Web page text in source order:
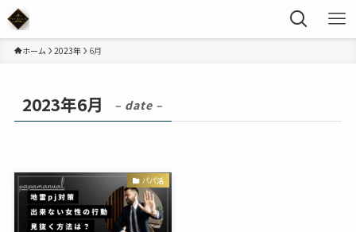
ホーム 2023年 6月
2023年6月 – date –
パパ活